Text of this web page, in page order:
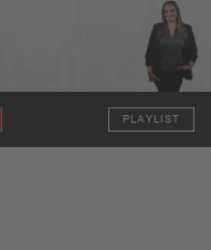
PLAYLIST